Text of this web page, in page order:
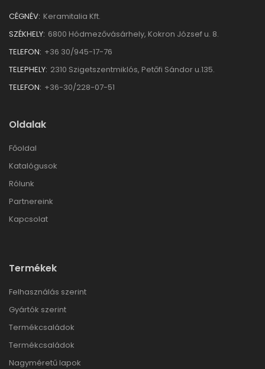
CÉGNÉV: Keramitalia Kft.
SZÉKHELY: 6800 Hódmezővásárhely, Kokron József u. 8.
TELEFON: +36 30/945-17-76
TELEPHELY: 2310 Szigetszentmiklós, Petőfi Sándor u.135.
TELEFON: +36-30/228-07-51
Oldalak
Főoldal
Katalógusok
Rólunk
Partnereink
Kapcsolat
Termékek
Felhasználás szerint
Gyártók szerint
Termékcsaládok
Termékcsaládok
Nagyméretű lapok